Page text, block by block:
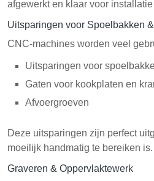
afgewerkt en klaar voor
Uitsparingen voor Spoelbakken
CNC-machines worden veel
Uitsparingen voor
Gaten voor kookplaten en
Afvoergroeven
Deze uitsparingen zijn perfect
moeilijk handmatig te bereiken is.
Graveren & Oppervlaktewerk